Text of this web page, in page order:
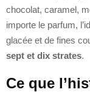
chocolat, caramel,
importe le parfum,
glacée et de fines
sept et dix strates.
Ce que